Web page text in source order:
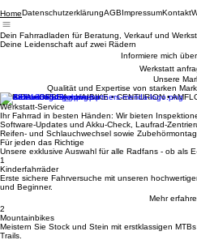
HomeDatenschutzerklärungAGB ImpressumKontakt
Dein Fahrradladen für Beratung, Verkauf und
Informiere mich
Werkstatt
Qualität und Expertise von starken
MERIDA • ORBEA • HAIBIKE • CENTURION •
Werkstatt-Service
Ihr Fahrrad in besten Händen: Wir bieten
Software-Updates und Akku-Check, Laufrad-
Reifen- und Schlauchwechsel sowie
Für jeden das Richtige
Unsere exklusive Auswahl für alle Radfans - ob als
1
Erste sichere Fahrversuche mit unseren
und Beginner.
Mehr
2